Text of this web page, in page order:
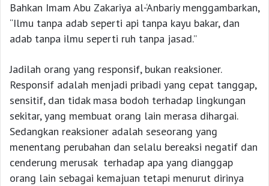
Bahkan Imam Abu Zakariya al-‘Anbariy menggambarkan,
“Ilmu tanpa adab seperti api tanpa kayu bakar, dan
adab tanpa ilmu seperti ruh tanpa jasad.”
Jadilah orang yang responsif, bukan reaksioner.
Responsif adalah menjadi pribadi yang cepat tanggap,
sensitif, dan tidak masa bodoh terhadap lingkungan
sekitar, yang membuat orang lain merasa dihargai.
Sedangkan reaksioner adalah seseorang yang
menentang perubahan dan selalu bereaksi negatif dan
cenderung merusak terhadap apa yang dianggap
orang lain sebagai kemajuan tetapi menurut dirinya